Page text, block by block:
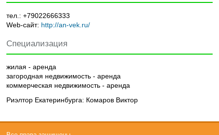
тел.:+79022666333
Web-сайт: http://an-vek.ru/
Специализация
жилая - аренда
загородная недвижимость - аренда
коммерческая недвижимость - аренда
Риэлтор Екатеринбурга: Комаров Виктор